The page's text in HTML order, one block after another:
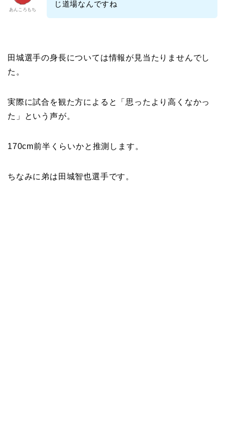
あんころもち
じ道場なんですね
田城選手の身長については情報が見当たりませんでし
た。
実際に試合を観た方によると「思ったより高くなかっ
た」という声が。
170cm前半くらいかと推測します。
ちなみに弟は田城智也選手です。